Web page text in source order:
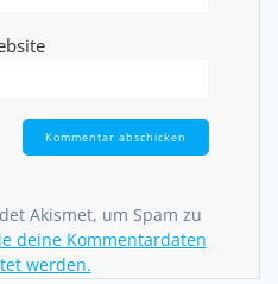
Akismet, um Spam zu
deine Kommentardaten
werden.